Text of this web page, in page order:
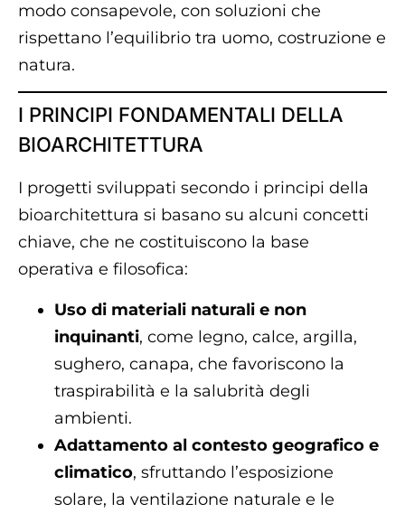
modo consapevole, con soluzioni che
rispettano l’equilibrio tra uomo, costruzione e
natura.
I PRINCIPI FONDAMENTALI DELLA
BIOARCHITETTURA
I progetti sviluppati secondo i principi della
bioarchitettura si basano su alcuni concetti
chiave, che ne costituiscono la base
operativa e filosofica:
Uso di materiali naturali e non
inquinanti, come legno, calce, argilla,
sughero, canapa, che favoriscono la
traspirabilità e la salubrità degli
ambienti.
Adattamento al contesto geografico e
climatico, sfruttando l’esposizione
solare, la ventilazione naturale e le